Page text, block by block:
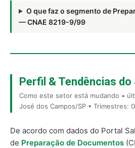
O que faz o segmento de
— CNAE 8219-9/99
Perfil & Tendências
Como este setor está mudando •
José dos Campos/SP • Trimestres:
De acordo com dados do Portal
de Preparação de Documentos